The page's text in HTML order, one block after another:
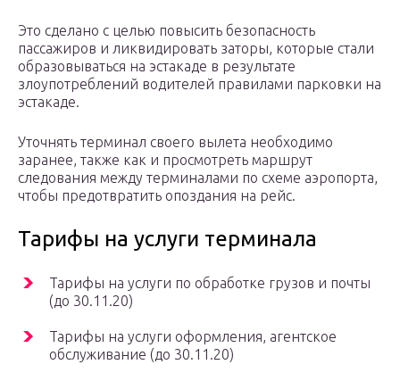
Это сделано с целью повысить безопасность
пассажиров и ликвидировать заторы, которые стали
образовываться на эстакаде в результате
злоупотреблений водителей правилами парковки на
эстакаде.
Уточнять терминал своего вылета необходимо
заранее, также как и просмотреть маршрут
следования между терминалами по схеме аэропорта,
чтобы предотвратить опоздания на рейс.
Тарифы на услуги терминала
Тарифы на услуги по обработке грузов и почты
(до 30.11.20)
Тарифы на услуги оформления, агентское
обслуживание (до 30.11.20)